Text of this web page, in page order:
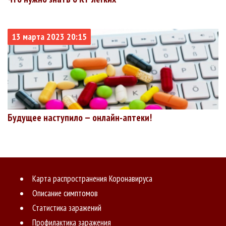
13 марта 2023 20:15
Будущее наступило — онлайн-аптеки!
Карта распространения Коронавируса
Описание симптомов
Статистика заражений
Профилактика заражения